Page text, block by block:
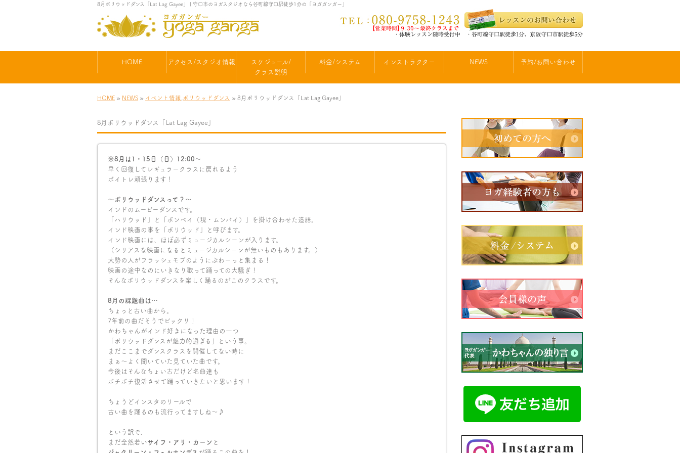
8月ボリウッドダンス「Lat Lag Gayee」 | 守口市のヨガスタジオなら谷町線守口駅徒歩1分の「ヨガガンガー」
HOME アクセス/スタジオ情報
スケジュール/
クラス説明
料金/システム インストラクター NEWS 予約/お問い合わせ
HOME » NEWS » イベント情報 ボリウッドダンス » 8月ボリウッドダンス「Lat Lag Gayee」
8月ボリウッドダンス「Lat Lag Gayee」
※8月は1・15日（日）12:00〜
早く回復してレギュラークラスに戻れるよう
ボイトレ頑張ります！
〜ボリウッドダンスって？〜
インドのムービーダンスです。
「ハリウッド」と「ボンベイ（現・ムンバイ）」を掛け合わせた造語。
インド映画の事を「ボリウッド」と呼びます。
インド映画には、ほぼ必ずミュージカルシーンが入ります。
（シリアスな映画になるとミュージカルシーンが無いものもあります。）
大勢の人がフラッシュモブのようにぶわーっと集まる！
映画の途中なのにいきなり歌って踊っての大騒ぎ！
そんなボリウッドダンスを楽しく踊るのがこのクラスです。
8月の課題曲は…
ちょっと古い曲から。
7年前の曲だそうでビックリ！
かわちゃんがインド好きになった理由の一つ
「ボリウッドダンスが魅力的過ぎる」という事。
まだここまでダンスクラスを開催してない時に
まぁ〜よく聞いていた見ていた曲です。
今後はそんなちょい古だけど名曲達も
ボチボチ復活させて踊っていきたいと思います！
ちょうどインスタのリールで
古い曲を踊るのも流行ってますしね〜♪
という訳で、
まだ全然若いサイフ・アリ・カーン と